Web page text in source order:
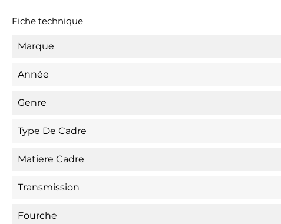
Fiche technique
Marque
Année
Genre
Type De Cadre
Matiere Cadre
Transmission
Fourche